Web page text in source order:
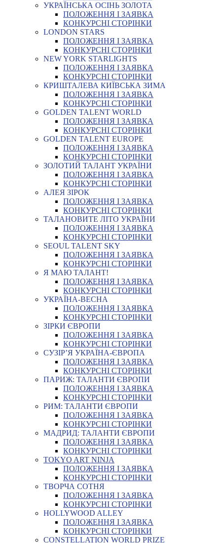
УКРАЇНСЬКА ОСІНЬ ЗОЛОТА
ПОЛОЖЕННЯ І ЗАЯВКА
КОНКУРСНІ СТОРІНКИ
LONDON STARS
ПОЛОЖЕННЯ І ЗАЯВКА
КОНКУРСНІ СТОРІНКИ
NEW YORK STARLIGHTS
ПОЛОЖЕННЯ І ЗАЯВКА
КОНКУРСНІ СТОРІНКИ
КРИШТАЛЕВА КИЇВСЬКА ЗИМА
ПОЛОЖЕННЯ І ЗАЯВКА
КОНКУРСНІ СТОРІНКИ
GOLDEN TALENT WORLD
ПОЛОЖЕННЯ І ЗАЯВКА
КОНКУРСНІ СТОРІНКИ
GOLDEN TALENT EUROPE
ПОЛОЖЕННЯ І ЗАЯВКА
КОНКУРСНІ СТОРІНКИ
ЗОЛОТИЙ ТАЛАНТ УКРАЇНИ
ПОЛОЖЕННЯ І ЗАЯВКА
КОНКУРСНІ СТОРІНКИ
АЛЕЯ ЗІРОК
ПОЛОЖЕННЯ І ЗАЯВКА
КОНКУРСНІ СТОРІНКИ
ТАЛАНОВИТЕ ЛІТО УКРАЇНИ
ПОЛОЖЕННЯ І ЗАЯВКА
КОНКУРСНІ СТОРІНКИ
SEOUL TALENT SKY
ПОЛОЖЕННЯ І ЗАЯВКА
КОНКУРСНІ СТОРІНКИ
Я МАЮ ТАЛАНТ!
ПОЛОЖЕННЯ І ЗАЯВКА
КОНКУРСНІ СТОРІНКИ
УКРАЇНА-ВЕСНА
ПОЛОЖЕННЯ І ЗАЯВКА
КОНКУРСНІ СТОРІНКИ
ЗІРКИ ЄВРОПИ
ПОЛОЖЕННЯ І ЗАЯВКА
КОНКУРСНІ СТОРІНКИ
СУЗІР’Я УКРАЇНА-ЄВРОПА
ПОЛОЖЕННЯ І ЗАЯВКА
КОНКУРСНІ СТОРІНКИ
ПАРИЖ: ТАЛАНТИ ЄВРОПИ
ПОЛОЖЕННЯ І ЗАЯВКА
КОНКУРСНІ СТОРІНКИ
РИМ: ТАЛАНТИ ЄВРОПИ
ПОЛОЖЕННЯ І ЗАЯВКА
КОНКУРСНІ СТОРІНКИ
МАДРИД: ТАЛАНТИ ЄВРОПИ
ПОЛОЖЕННЯ І ЗАЯВКА
КОНКУРСНІ СТОРІНКИ
TOKYO ART NINJA
ПОЛОЖЕННЯ І ЗАЯВКА
КОНКУРСНІ СТОРІНКИ
ТВОРЧА СОТНЯ
ПОЛОЖЕННЯ І ЗАЯВКА
КОНКУРСНІ СТОРІНКИ
HOLLYWOOD ALLEY
ПОЛОЖЕННЯ І ЗАЯВКА
КОНКУРСНІ СТОРІНКИ
CONSTELLATION WORLD PRIZE